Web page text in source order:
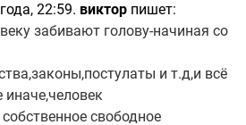
22:59. виктор пишет:
забивают голову-начиная со
и т.д,и всё
свободное